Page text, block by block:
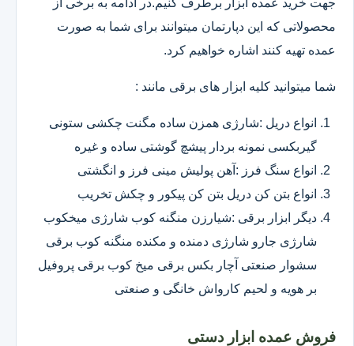
جهت خرید عمده ابزار برطرف کنیم.در ادامه به برخی از
محصولاتی که این دپارتمان میتوانند برای شما به صورت
عمده تهیه کنند اشاره خواهیم کرد.
شما میتوانید کلیه ابزار های برقی مانند :
انواع دریل :شارژی همزن ساده مگنت چکشی ستونی
گیربکسی نمونه بردار پیشچ گوشتی ساده و غیره
انواع سنگ فرز :آهن پولیش مینی فرز و انگشتی
انواع بتن کن دریل بتن کن پیکور و چکش تخریب
دیگر ابزار برقی :شیارزن منگنه کوب شارژی میخکوب
شارژی جارو شارژی دمنده و مکنده منگنه کوب برقی
سشوار صنعتی آچار بکس برقی میخ کوب برقی پروفیل
بر هویه و لحیم کارواش خانگی و صنعتی
فروش عمده ابزار دستی